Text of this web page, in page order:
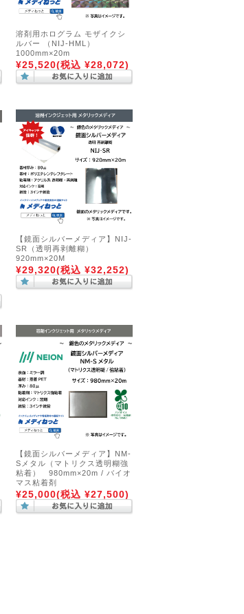
溶剤用ホログラム モザイクシ
ルバー （NIJ-HML）
1000mm×20m
¥25,520(税込 ¥28,072)
【鏡面シルバーメディア】NIJ-
SR（透明再剥離糊）
920mm×20M
¥29,320(税込 ¥32,252)
【鏡面シルバーメディア】NM-
Sメタル（マトリクス透明糊強
粘着） 980mm×20m / バイオ
マス粘着剤
¥25,000(税込 ¥27,500)